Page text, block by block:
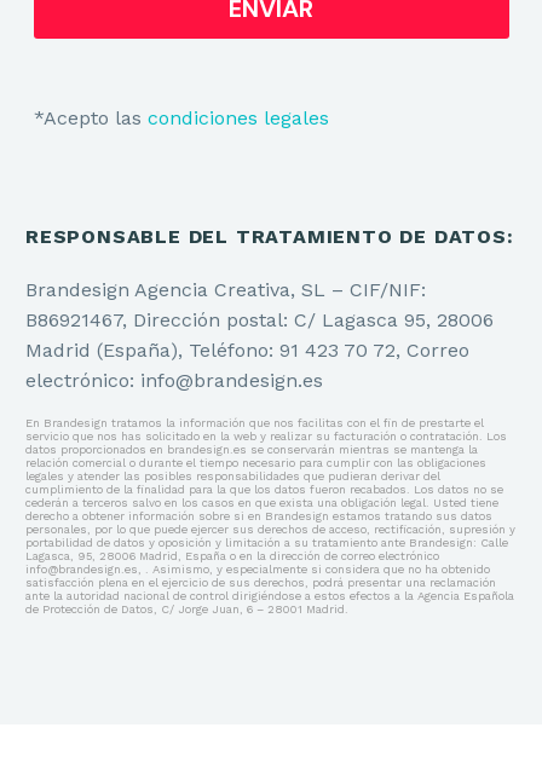
*Acepto las condiciones legales
RESPONSABLE DEL TRATAMIENTO DE DATOS:
Brandesign Agencia Creativa, SL – CIF/NIF:
B86921467, Dirección postal: C/ Lagasca 95, 28006
Madrid (España), Teléfono: 91 423 70 72, Correo
electrónico: info@brandesign.es
En Brandesign tratamos la información que nos facilitas con el fin de prestarte el
servicio que nos has solicitado en la web y realizar su facturación o contratación. Los
datos proporcionados en brandesign.es se conservarán mientras se mantenga la
relación comercial o durante el tiempo necesario para cumplir con las obligaciones
legales y atender las posibles responsabilidades que pudieran derivar del
cumplimiento de la finalidad para la que los datos fueron recabados. Los datos no se
cederán a terceros salvo en los casos en que exista una obligación legal. Usted tiene
derecho a obtener información sobre si en Brandesign estamos tratando sus datos
personales, por lo que puede ejercer sus derechos de acceso, rectificación, supresión y
portabilidad de datos y oposición y limitación a su tratamiento ante Brandesign: Calle
Lagasca, 95, 28006 Madrid, España o en la dirección de correo electrónico
info@brandesign.es, . Asimismo, y especialmente si considera que no ha obtenido
satisfacción plena en el ejercicio de sus derechos, podrá presentar una reclamación
ante la autoridad nacional de control dirigiéndose a estos efectos a la Agencia Española
de Protección de Datos, C/ Jorge Juan, 6 – 28001 Madrid.